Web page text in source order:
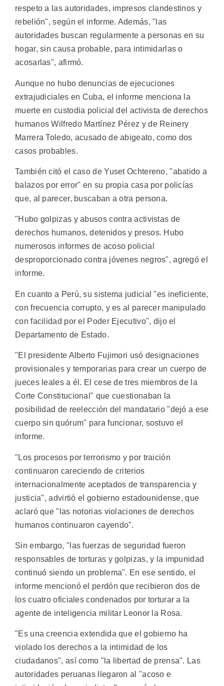
respeto a las autoridades, impresos clandestinos y
rebelión", según el informe. Además, "las
autoridades buscan regularmente a personas en su
hogar, sin causa probable, para intimidarlas o
acosarlas", afirmó.
Aunque no hubo denuncias de ejecuciones
extrajudiciales en Cuba, el informe menciona la
muerte en custodia policial del activista de derechos
humanos Wilfredo Martínez Pérez y de Reinery
Marrera Toledo, acusado de abigeato, como dos
casos probables.
También citó el caso de Yuset Ochtereno, "abatido a
balazos por error" en su propia casa por policías
que, al parecer, buscaban a otra persona.
"Hubo golpizas y abusos contra activistas de
derechos humanos, detenidos y presos. Hubo
numerosos informes de acoso policial
desproporcionado contra jóvenes negros", agregó el
informe.
En cuanto a Perú, su sistema judicial "es ineficiente,
con frecuencia corrupto, y es al parecer manipulado
con facilidad por el Poder Ejecutivo", dijo el
Departamento de Estado.
"El presidente Alberto Fujimori usó designaciones
provisionales y temporarias para crear un cuerpo de
jueces leales a él. El cese de tres miembros de la
Corte Constitucional" que cuestionaban la
posibilidad de reelección del mandatario "dejó a ese
cuerpo sin quórum" para funcionar, sostuvo el
informe.
"Los procesos por terrorismo y por traición
continuaron careciendo de criterios
internacionalmente aceptados de transparencia y
justicia", advirtió el gobierno estadounidense, que
aclaró que "las notorias violaciones de derechos
humanos continuaron cayendo".
Sin embargo, "las fuerzas de seguridad fueron
responsables de torturas y golpizas, y la impunidad
continuó siendo un problema". En ese sentido, el
informe mencionó el perdón que recibieron dos de
los cuatro oficiales condenados por torturar a la
agente de inteligencia militar Leonor la Rosa.
"Es una creencia extendida que el gobierno ha
violado los derechos a la intimidad de los
ciudadanos", así como "la libertad de prensa". Las
autoridades peruanas llegaron al "acoso e